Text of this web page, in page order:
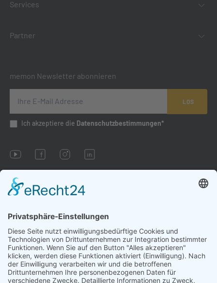
Services
Partner
memon Newsletter abonnieren
LOS
Ich akzeptiere die Datenschutzbestimmungen*
Impressum
AGB